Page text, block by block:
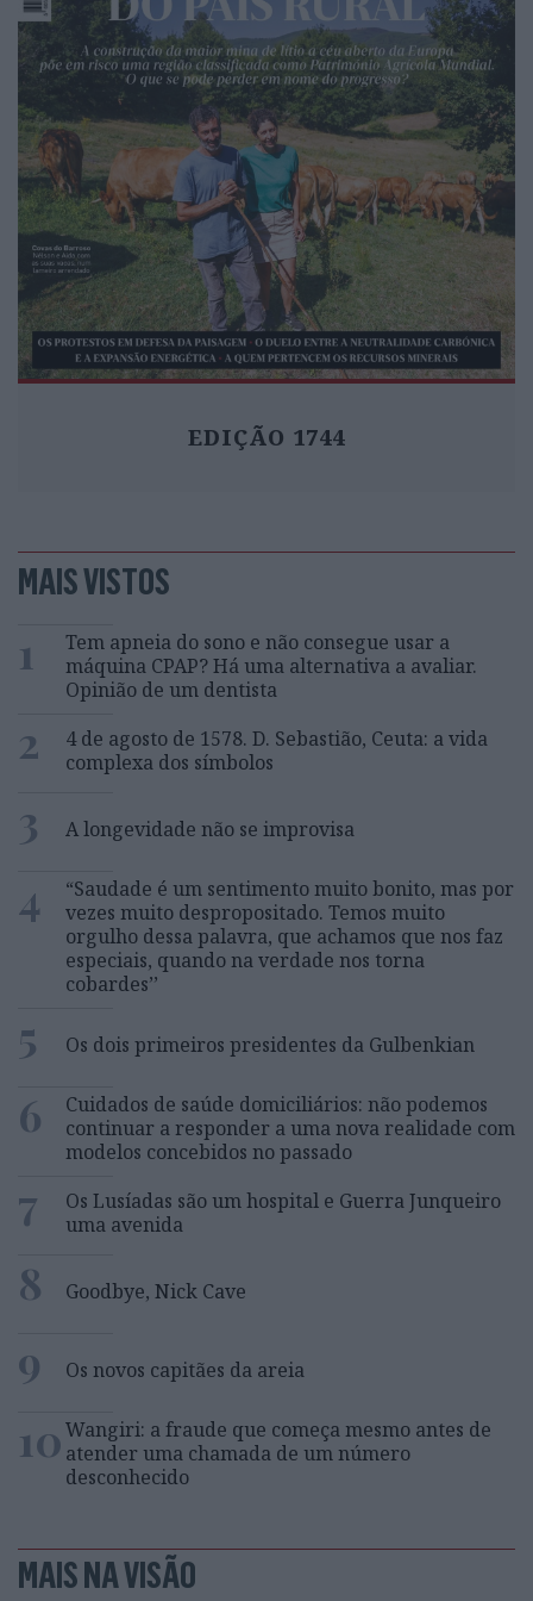
dinheiro para o ministro das Finanças, ajudando a descer a
dívida Foto: Arlindo Camacho
EDIÇÃO 1744
MAIS VISTOS
1
Tem apneia do sono e não consegue usar a
máquina CPAP? Há uma alternativa a avaliar.
Opinião de um dentista
2
4 de agosto de 1578. D. Sebastião, Ceuta: a vida
complexa dos símbolos
3 A longevidade não se improvisa
4
“Saudade é um sentimento muito bonito, mas por
vezes muito despropositado. Temos muito
orgulho dessa palavra, que achamos que nos faz
especiais, quando na verdade nos torna
cobardes’’
5 Os dois primeiros presidentes da Gulbenkian
6
Cuidados de saúde domiciliários: não podemos
continuar a responder a uma nova realidade com
modelos concebidos no passado
7
Os Lusíadas são um hospital e Guerra Junqueiro
uma avenida
8 Goodbye, Nick Cave
9 Os novos capitães da areia
10Wangiri: a fraude que começa mesmo antes de
atender uma chamada de um número
desconhecido
MAIS NA VISÃO